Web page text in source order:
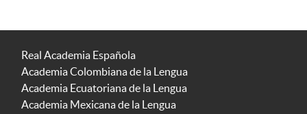
Real Academia Española
Academia Colombiana de la Lengua
Academia Ecuatoriana de la Lengua
Academia Mexicana de la Lengua